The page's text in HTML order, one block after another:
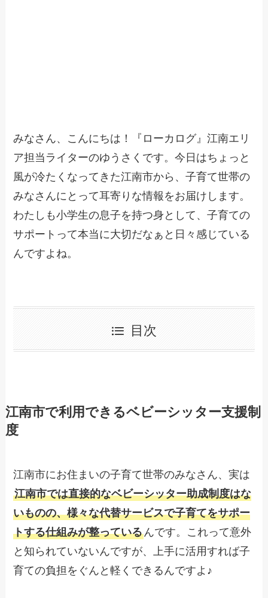
みなさん、こんにちは！『ローカログ』江南エリ
ア担当ライターのゆうさくです。今日はちょっと
風が冷たくなってきた江南市から、子育て世帯の
みなさんにとって耳寄りな情報をお届けします。
わたしも小学生の息子を持つ身として、子育ての
サポートって本当に大切だなぁと日々感じている
んですよね。
目次
江南市で利用できるベビーシッター支援制
度
江南市にお住まいの子育て世帯のみなさん、実は
江南市では直接的なベビーシッター助成制度はな
いものの、様々な代替サービスで子育てをサポー
トする仕組みが整っているんです。これって意外
と知られていないんですが、上手に活用すれば子
育ての負担をぐんと軽くできるんですよ♪